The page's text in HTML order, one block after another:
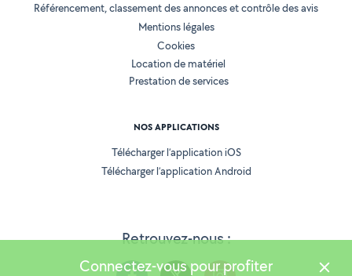
Retrouvez-nous :
Référencement, classement des annonces et contrôle des avis
Mentions légales
Cookies
Location de matériel
Prestation de services
NOS APPLICATIONS
Télécharger l’application iOS
Télécharger l’application Android
Connectez-vous pour profiter